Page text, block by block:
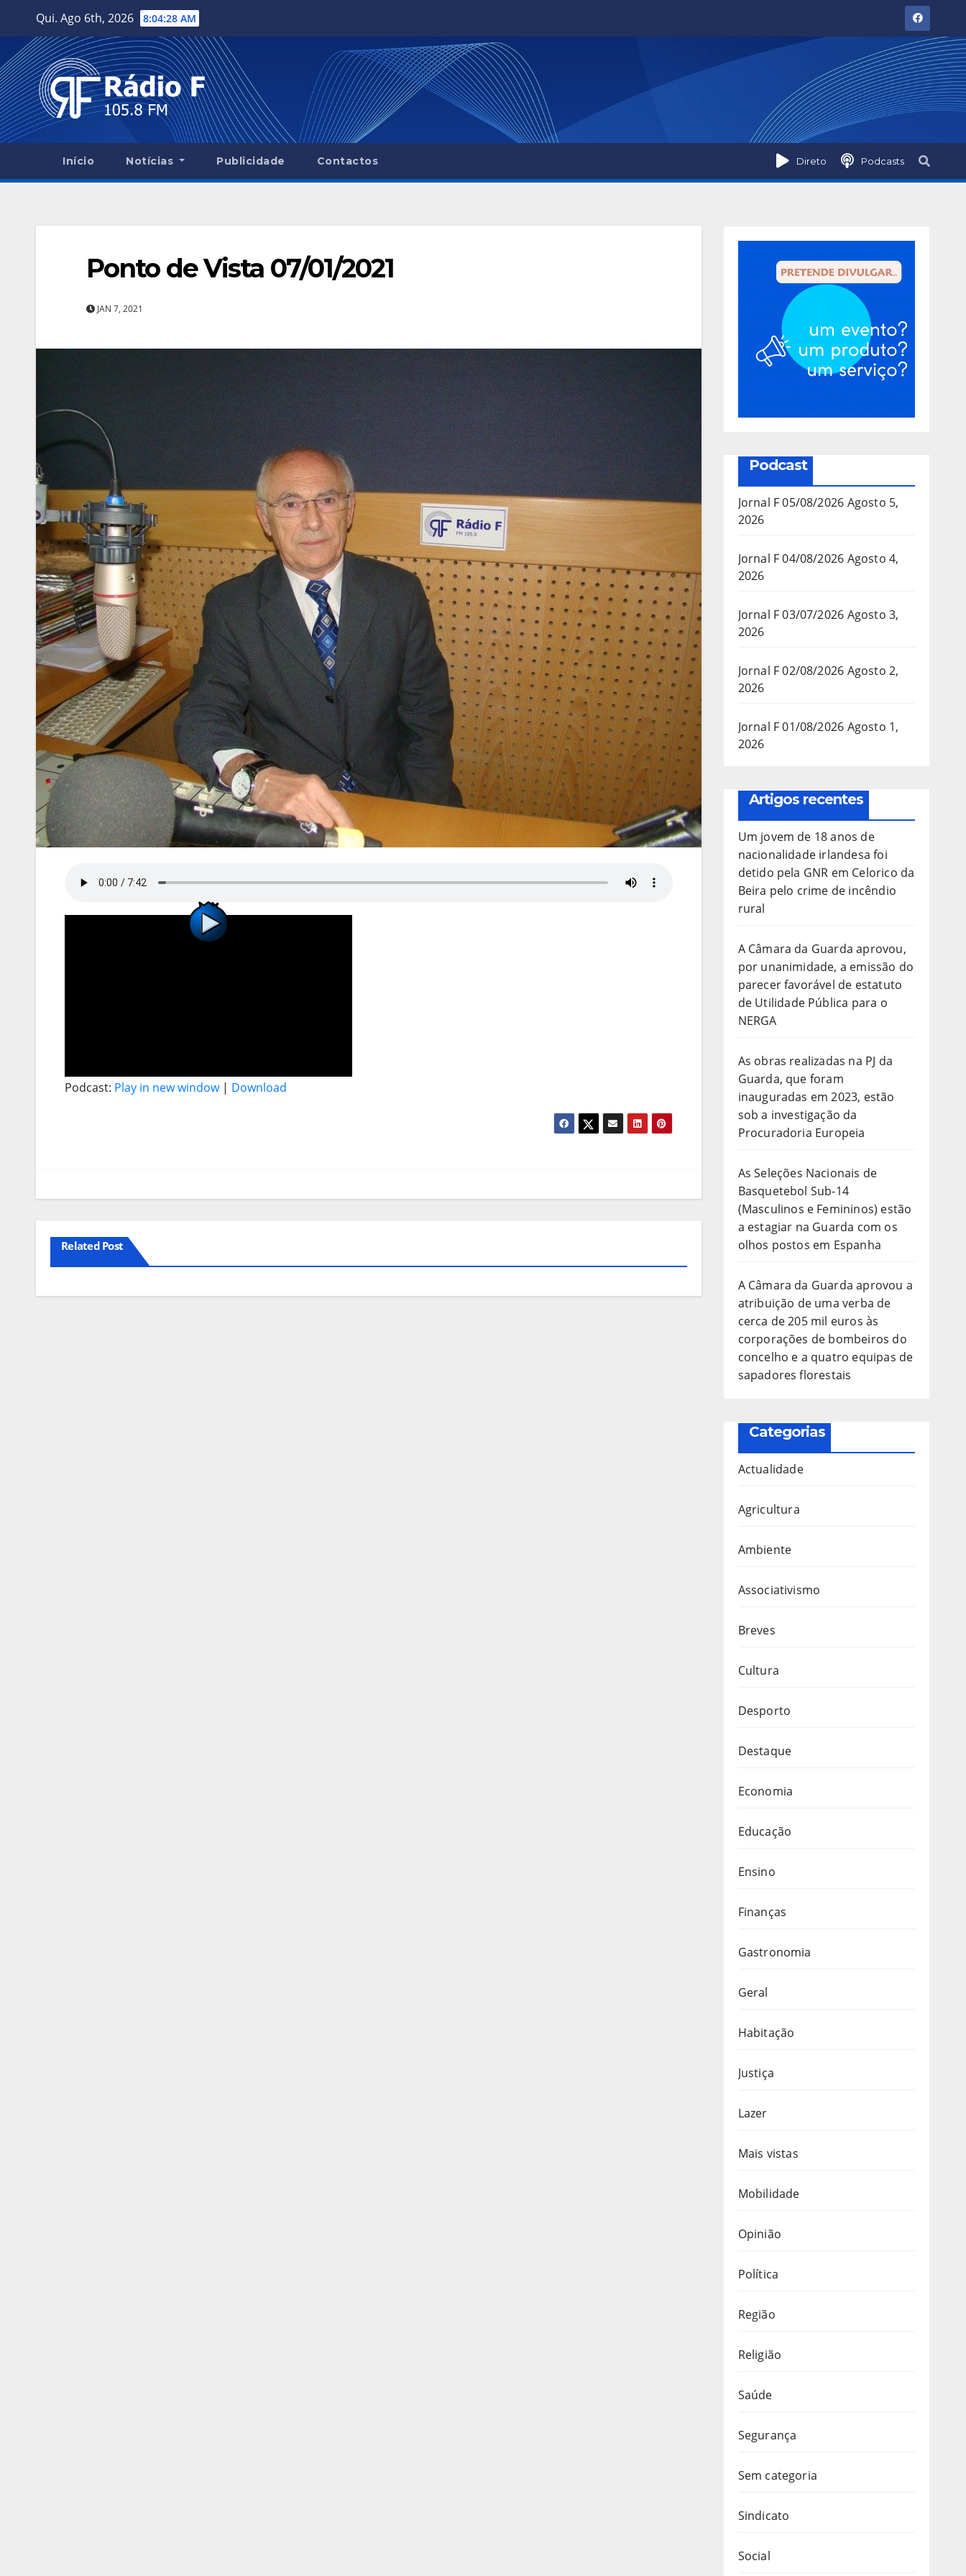
content
Qui. Ago 6th, 2026 8:04:29 AM
Direto Podcasts
Início Notícias Publicidade Contactos
Ponto de Vista 07/01/2021
JAN 7, 2021
Podcast: Play in new window| Download
Related Post
Podcast
Jornal F 05/08/2026 Agosto 5,
2026
Jornal F 04/08/2026 Agosto 4,
2026
Jornal F 03/07/2026 Agosto 3,
2026
Jornal F 02/08/2026 Agosto 2,
2026
Jornal F 01/08/2026 Agosto 1,
2026
Artigos recentes
Um jovem de 18 anos de
nacionalidade irlandesa foi
detido pela GNR em Celorico da
Beira pelo crime de incêndio
rural
A Câmara da Guarda aprovou,
por unanimidade, a emissão do
parecer favorável de estatuto
de Utilidade Pública para o
NERGA
As obras realizadas na PJ da
Guarda, que foram
inauguradas em 2023, estão
sob a investigação da
Procuradoria Europeia
As Seleções Nacionais de
Basquetebol Sub-14
(Masculinos e Femininos) estão
a estagiar na Guarda com os
olhos postos em Espanha
A Câmara da Guarda aprovou a
atribuição de uma verba de
cerca de 205 mil euros às
corporações de bombeiros do
concelho e a quatro equipas de
sapadores florestais
Categorias
Actualidade
Agricultura
Ambiente
Associativismo
Breves
Cultura
Desporto
Destaque
Economia
Educação
Ensino
Finanças
Gastronomia
Geral
Habitação
Justiça
Lazer
Mais vistas
Mobilidade
Opinião
Política
Região
Religião
Saúde
Segurança
Sem categoria
Sindicato
Social